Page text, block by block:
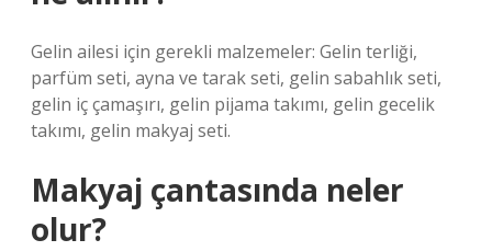
Gelin ailesi için gerekli malzemeler: Gelin terliği,
parfüm seti, ayna ve tarak seti, gelin sabahlık seti,
gelin iç çamaşırı, gelin pijama takımı, gelin gecelik
takımı, gelin makyaj seti.
Makyaj çantasında neler
olur?